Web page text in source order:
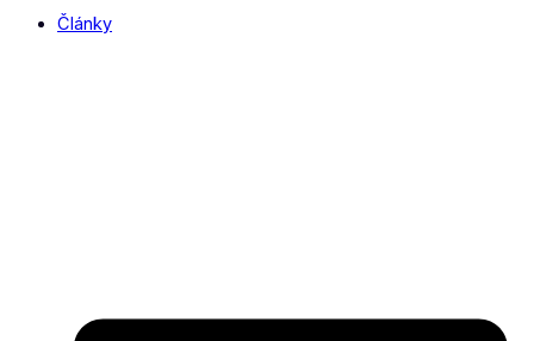
Články